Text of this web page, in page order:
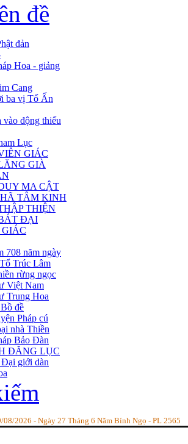
đề
đản
Hoa - giảng
Cang
ba vị Tổ Ấn
vào động thiếu
Lục
GIÁC
GIÀ
MA CẬT
TÂM KINH
THIỆN
ĐẠI
708 năm ngày
Trúc Lâm
rừng ngọc
Việt Nam
Trung Hoa
đề
Pháp cú
nhà Thiền
Bảo Đàn
ĐĂNG LỤC
giới dàn
2026 - Ngày 27 Tháng 6 Năm Bính Ngọ - PL 2565